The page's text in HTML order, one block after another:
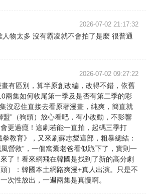
2026-07-02 21:17:32
物太多 沒有霸凌就不會拍了是麼 很普通
2026-07-02 09:27:22
有區別，算半原創改編，改得不錯，依舊
兩集如何收尾第一季及是否有第二季的彩
沒忍住直接去看原著漫畫，純爽，簡直就
盟”（狗頭）放心看吧，有小改動，不影響
更過癮！這劇若能一直拍，起碼三季打
拳教育》，又來刷蘇志燮這部，粗暴總結：
風營救”，一個窩囊老爸看似跪下了，實則一
了！看來網飛在韓國是找到了新的高分劇
）：韓國本土網路爽漫+真人出演。只是不
次性放出，一週兩集是真慢啊。